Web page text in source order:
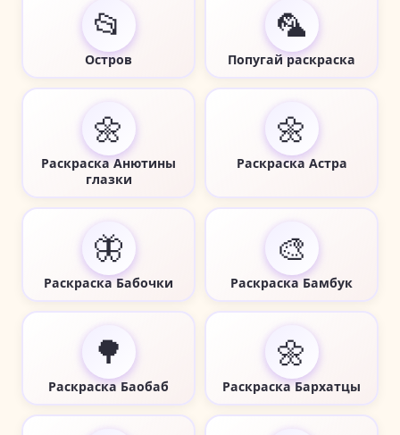
📂
Остров
🦜
Попугай раскраска
🌼
Раскраска Анютины
глазки
🌼
Раскраска Астра
🦋
Раскраска Бабочки
🎨
Раскраска Бамбук
🌳
Раскраска Баобаб
🌼
Раскраска Бархатцы